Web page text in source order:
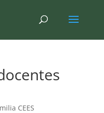
CEES